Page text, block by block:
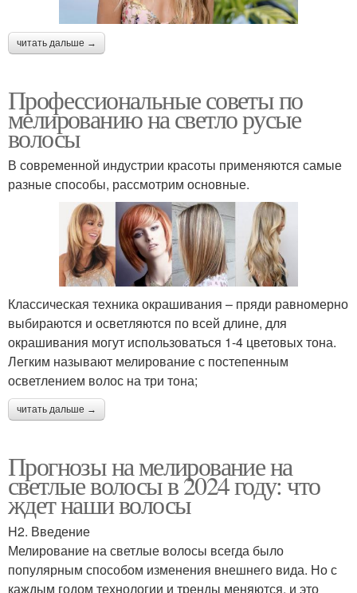
читать дальше →
Профессиональные советы по
мелированию на светло русые
волосы
В современной индустрии красоты применяются самые
разные способы, рассмотрим основные.
Классическая техника окрашивания – пряди равномерно
выбираются и осветляются по всей длине, для
окрашивания могут использоваться 1-4 цветовых тона.
Легким называют мелирование с постепенным
осветлением волос на три тона;
читать дальше →
Прогнозы на мелирование на
светлые волосы в 2024 году: что
ждет наши волосы
H2. Введение
Мелирование на светлые волосы всегда было
популярным способом изменения внешнего вида. Но с
каждым годом технологии и тренды меняются, и это